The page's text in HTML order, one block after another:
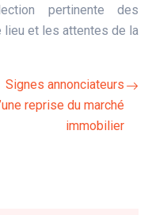
pertinente des
lieu et les attentes de la
Signes annonciateurs
reprise du marché
immobilier